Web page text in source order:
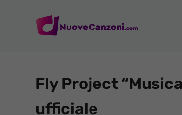
Fly Project
ufficiale